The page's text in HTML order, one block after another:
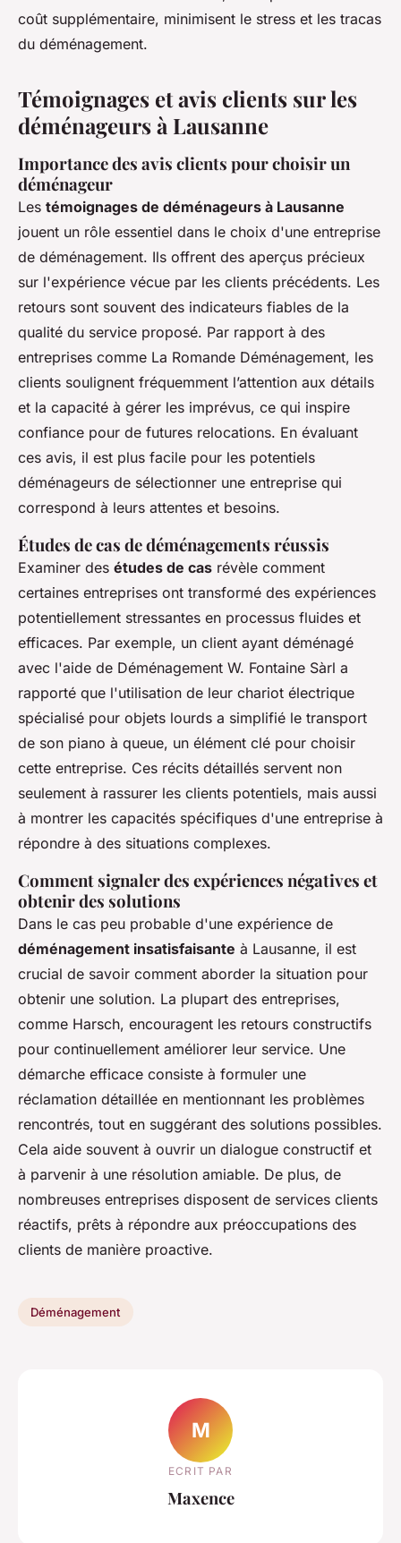
coût supplémentaire, minimisent le stress et les tracas
du déménagement.
Témoignages et avis clients sur les
déménageurs à Lausanne
Importance des avis clients pour choisir un
déménageur
Les témoignages de déménageurs à Lausanne
jouent un rôle essentiel dans le choix d'une entreprise
de déménagement. Ils offrent des aperçus précieux
sur l'expérience vécue par les clients précédents. Les
retours sont souvent des indicateurs fiables de la
qualité du service proposé. Par rapport à des
entreprises comme La Romande Déménagement, les
clients soulignent fréquemment l’attention aux détails
et la capacité à gérer les imprévus, ce qui inspire
confiance pour de futures relocations. En évaluant
ces avis, il est plus facile pour les potentiels
déménageurs de sélectionner une entreprise qui
correspond à leurs attentes et besoins.
Études de cas de déménagements réussis
Examiner des études de cas révèle comment
certaines entreprises ont transformé des expériences
potentiellement stressantes en processus fluides et
efficaces. Par exemple, un client ayant déménagé
avec l'aide de Déménagement W. Fontaine Sàrl a
rapporté que l'utilisation de leur chariot électrique
spécialisé pour objets lourds a simplifié le transport
de son piano à queue, un élément clé pour choisir
cette entreprise. Ces récits détaillés servent non
seulement à rassurer les clients potentiels, mais aussi
à montrer les capacités spécifiques d'une entreprise à
répondre à des situations complexes.
Comment signaler des expériences négatives et
obtenir des solutions
Dans le cas peu probable d'une expérience de
déménagement insatisfaisante à Lausanne, il est
crucial de savoir comment aborder la situation pour
obtenir une solution. La plupart des entreprises,
comme Harsch, encouragent les retours constructifs
pour continuellement améliorer leur service. Une
démarche efficace consiste à formuler une
réclamation détaillée en mentionnant les problèmes
rencontrés, tout en suggérant des solutions possibles.
Cela aide souvent à ouvrir un dialogue constructif et
à parvenir à une résolution amiable. De plus, de
nombreuses entreprises disposent de services clients
réactifs, prêts à répondre aux préoccupations des
clients de manière proactive.
Déménagement
M
ECRIT PAR
Maxence